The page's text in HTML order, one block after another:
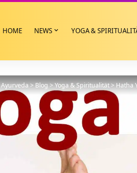
HOME NEWS YOGA &
>Blog>Yoga & Spiritualität>Hatha